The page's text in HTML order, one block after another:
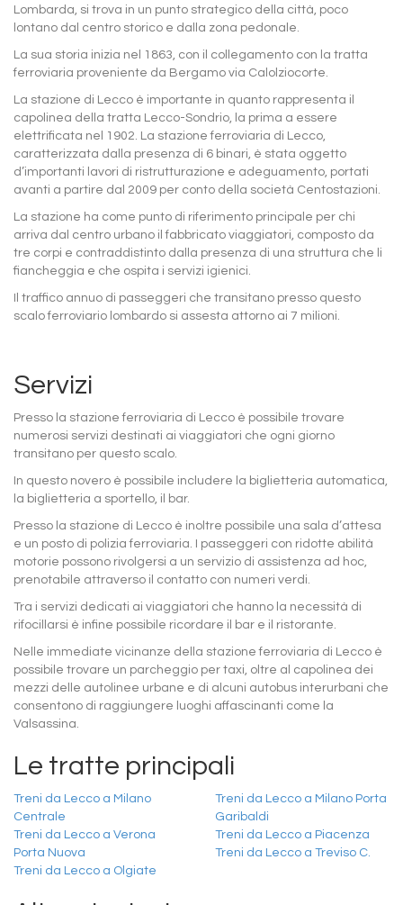
Lombarda, si trova in un punto strategico della città, poco
lontano dal centro storico e dalla zona pedonale.
La sua storia inizia nel 1863, con il collegamento con la tratta
ferroviaria proveniente da Bergamo via Calolziocorte.
La stazione di Lecco è importante in quanto rappresenta il
capolinea della tratta Lecco-Sondrio, la prima a essere
elettrificata nel 1902. La stazione ferroviaria di Lecco,
caratterizzata dalla presenza di 6 binari, è stata oggetto
d’importanti lavori di ristrutturazione e adeguamento, portati
avanti a partire dal 2009 per conto della società Centostazioni.
La stazione ha come punto di riferimento principale per chi
arriva dal centro urbano il fabbricato viaggiatori, composto da
tre corpi e contraddistinto dalla presenza di una struttura che li
fiancheggia e che ospita i servizi igienici.
Il traffico annuo di passeggeri che transitano presso questo
scalo ferroviario lombardo si assesta attorno ai 7 milioni.
Servizi
Presso la stazione ferroviaria di Lecco è possibile trovare
numerosi servizi destinati ai viaggiatori che ogni giorno
transitano per questo scalo.
In questo novero è possibile includere la biglietteria automatica,
la biglietteria a sportello, il bar.
Presso la stazione di Lecco è inoltre possibile una sala d’attesa
e un posto di polizia ferroviaria. I passeggeri con ridotte abilità
motorie possono rivolgersi a un servizio di assistenza ad hoc,
prenotabile attraverso il contatto con numeri verdi.
Tra i servizi dedicati ai viaggiatori che hanno la necessità di
rifocillarsi è infine possibile ricordare il bar e il ristorante.
Nelle immediate vicinanze della stazione ferroviaria di Lecco è
possibile trovare un parcheggio per taxi, oltre al capolinea dei
mezzi delle autolinee urbane e di alcuni autobus interurbani che
consentono di raggiungere luoghi affascinanti come la
Valsassina.
Le tratte principali
Treni da Lecco a Milano
Centrale
Treni da Lecco a Milano Porta
Garibaldi
Treni da Lecco a Verona
Porta Nuova
Treni da Lecco a Piacenza
Treni da Lecco a Treviso C.
Treni da Lecco a Olgiate